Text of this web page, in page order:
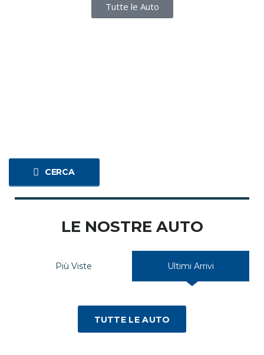
Tutte le Auto
CERCA
LE NOSTRE AUTO
Più Viste Ultimi Arrivi
TUTTE LE AUTO